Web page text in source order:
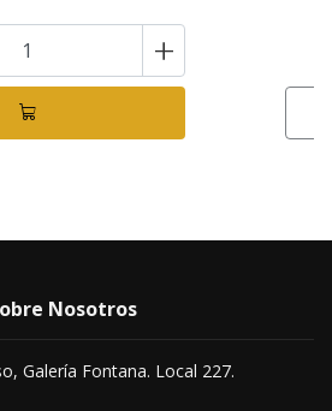
+
Nosotros
Galería Fontana. Local 227.